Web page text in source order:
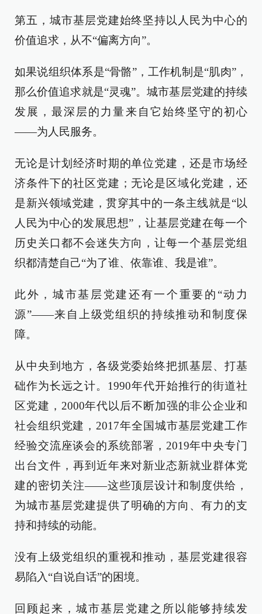
第五，城市基层党建始终坚持以人民为中心的
价值追求，从不“偏离方向”。
如果说组织体系是“骨骼”，工作机制是“肌肉”，
那么价值追求就是“灵魂”。城市基层党建的持续
发展，最深层的力量来自它始终坚守的初心
——为人民服务。
无论是计划经济时期的单位党建，还是市场经
济条件下的社区党建；无论是区域化党建，还
是新兴领域党建，贯穿其中的一条主线就是“以
人民为中心的发展思想”，让基层党建在每一个
历史关口都不会迷失方向，让每一个基层党组
织都清楚自己“为了谁、依靠谁、我是谁”。
此外，城市基层党建还有一个重要的“动力
源”——来自上级党组织的持续推动和制度保
障。
从中央到地方，各级党委始终把抓基层、打基
础作为长远之计。1990年代开始推行的街道社
区党建，2000年代以后不断加强的非公企业和
社会组织党建，2017年全国城市基层党建工作
经验交流座谈会的系统部署，2019年中央专门
出台文件，再到近年来对新业态新就业群体党
建的密切关注——这些顶层设计和制度供给，
为城市基层党建提供了明确的方向、有力的支
持和持续的动能。
没有上级党组织的重视和推动，基层党建很容
易陷入“自说自话”的困境。
回顾起来，城市基层党建之所以能够持续发